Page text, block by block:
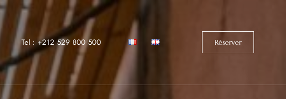
Tel : +212 529 800 500‬ Réserver